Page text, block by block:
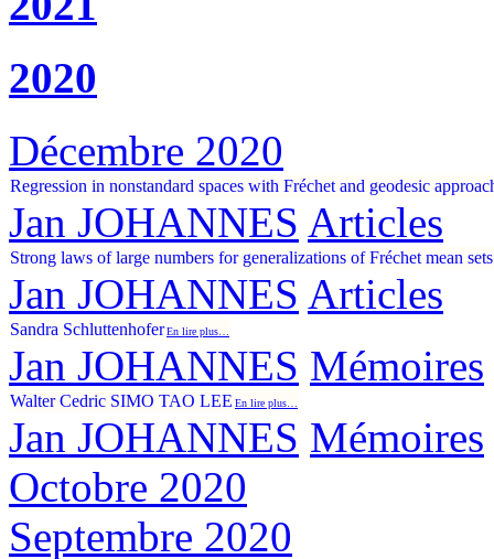
2020
Décembre 2020
Regression in nonstandard spaces with Fréchet and geodesic
Jan JOHANNES Articles
Strong laws of large numbers for generalizations of Fréchet mean sets
Jan JOHANNES Articles
Sandra SchluttenhoferEn lire plus…
Jan JOHANNES Mémoires
Walter Cedric SIMO TAO LEE En lire plus…
Jan JOHANNES Mémoires
Octobre 2020
Septembre 2020